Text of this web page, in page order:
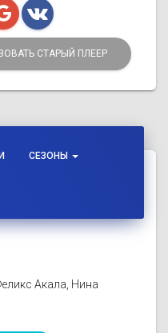
СТАРЫЙ ПЛЕЕР
СЕЗОНЫ
Акала, Нина